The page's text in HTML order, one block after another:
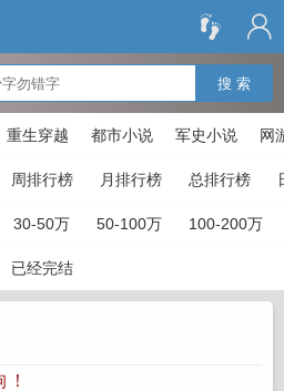
搜 索
重生穿越 都市小说 军史小说 网
周排行榜 月排行榜 总排行榜
30-50万 50-100万 100-200万
已经完结